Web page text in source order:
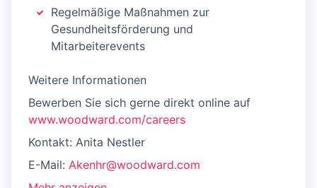
Regelmäßige Maßnahmen zur
Gesundheitsförderung und
Mitarbeiterevents
Weitere Informationen
Bewerben Sie sich gerne direkt online auf
www.woodward.com/careers
Kontakt: Anita Nestler
E-Mail: Akenhr@woodward.com